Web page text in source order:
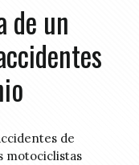
de un
de
motociclistas